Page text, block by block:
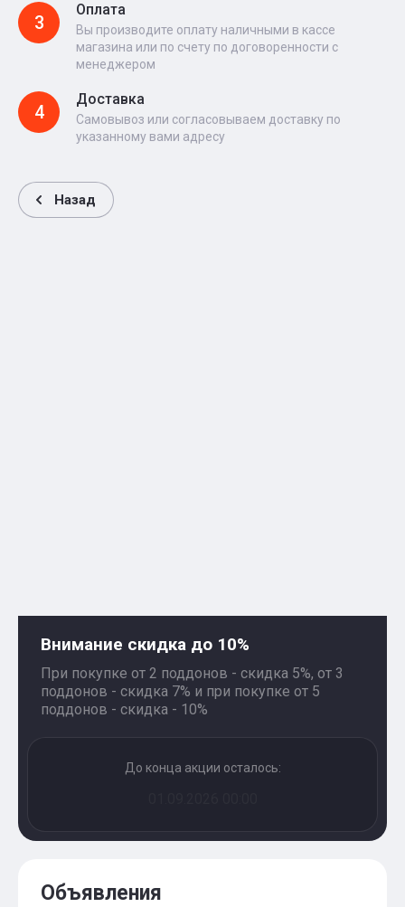
Внимание скидка до 10%
При покупке от 2 поддонов - скидка 5%, от 3
поддонов - скидка 7% и при покупке от 5
поддонов - скидка - 10%
До конца акции осталось:
Объявления
3
Оплата
Вы производите оплату наличными в кассе
магазина или по счету по договоренности с
менеджером
4
Доставка
Самовывоз или согласовываем доставку по
указанному вами адресу
Назад